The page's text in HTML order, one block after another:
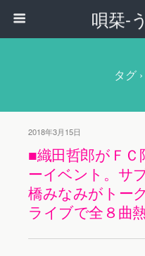
唄栞-
タグ
2018年3月15日
■織田哲郎がＦ
ーイベント。サ
橋みなみがトー
ライブで全８曲